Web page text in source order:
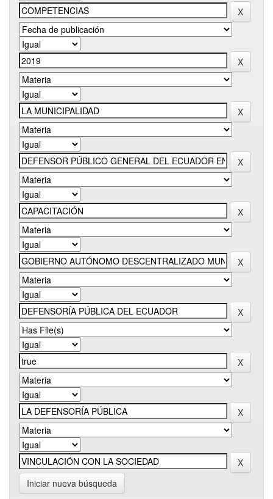
Iniciar nueva búsqueda